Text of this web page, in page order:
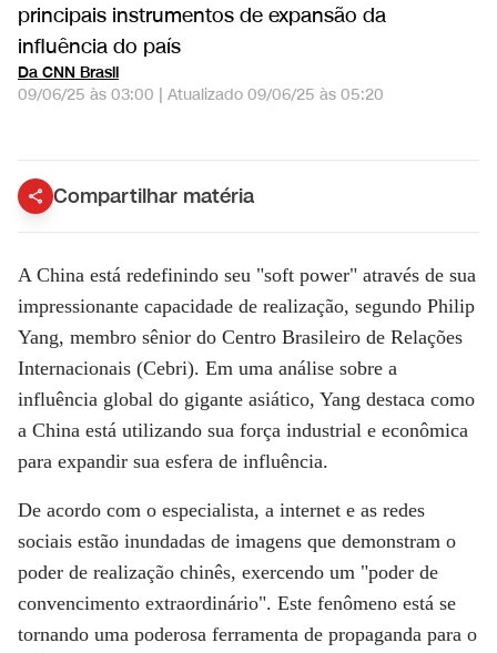
principais instrumentos de expansão da
influência do país
Da CNN Brasil
09/06/25 às 03:00 | Atualizado 09/06/25 às 05:20
&quot;Soft power&quot; da China hoje é a capacidade de realização, diz ex-diplomata | WW Especial
Compartilhar matéria
A China está redefinindo seu "soft power" através de sua
impressionante capacidade de realização, segundo Philip
Yang, membro sênior do Centro Brasileiro de Relações
Internacionais (Cebri). Em uma análise sobre a
influência global do gigante asiático, Yang destaca como
a China está utilizando sua força industrial e econômica
para expandir sua esfera de influência.
De acordo com o especialista, a internet e as redes
sociais estão inundadas de imagens que demonstram o
poder de realização chinês, exercendo um "poder de
convencimento extraordinário". Este fenômeno está se
tornando uma poderosa ferramenta de propaganda para o